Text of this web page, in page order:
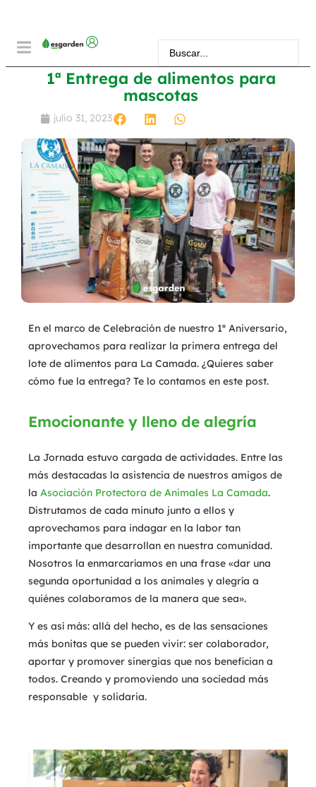
1ª Entrega de alimentos para
mascotas
julio 31, 2023
En el marco de Celebración de nuestro 1º Aniversario,
aprovechamos para realizar la primera entrega del
lote de alimentos para La Camada. ¿Quieres saber
cómo fue la entrega? Te lo contamos en este post.
Emocionante y lleno de alegría
La Jornada estuvo cargada de actividades. Entre las
más destacadas la asistencia de nuestros amigos de
la Asociación Protectora de Animales La Camada.
Distrutamos de cada minuto junto a ellos y
aprovechamos para indagar en la labor tan
importante que desarrollan en nuestra comunidad.
Nosotros la enmarcaríamos en una frase «dar una
segunda oportunidad a los animales y alegría a
quiénes colaboramos de la manera que sea».
Y es así más: allá del hecho, es de las sensaciones
más bonitas que se pueden vivir: ser colaborador,
aportar y promover sinergias que nos benefician a
todos. Creando y promoviendo una sociedad más
responsable y solidaria.